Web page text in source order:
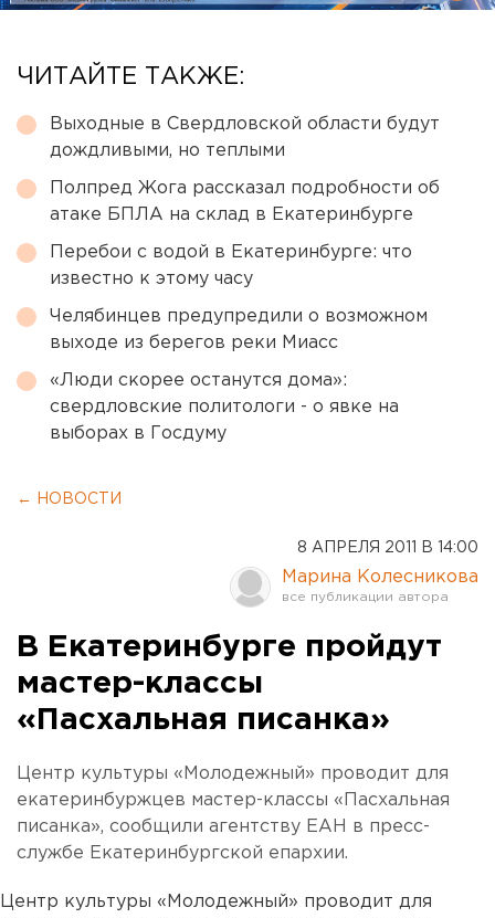
ЧИТАЙТЕ ТАКЖЕ:
Выходные в Свердловской области будут
дождливыми, но теплыми
Полпред Жога рассказал подробности об
атаке БПЛА на склад в Екатеринбурге
Перебои с водой в Екатеринбурге: что
известно к этому часу
Челябинцев предупредили о возможном
выходе из берегов реки Миасс
«Люди скорее останутся дома»:
свердловские политологи - о явке на
выборах в Госдуму
← НОВОСТИ
8 АПРЕЛЯ 2011 В 14:00
Марина Колесникова
В Екатеринбурге пройдут
мастер-классы
«Пасхальная писанка»
Центр культуры «Молодежный» проводит для
екатеринбуржцев мастер-классы «Пасхальная
писанка», сообщили агентству ЕАН в пресс-
службе Екатеринбургской епархии.
Центр культуры «Молодежный» проводит для